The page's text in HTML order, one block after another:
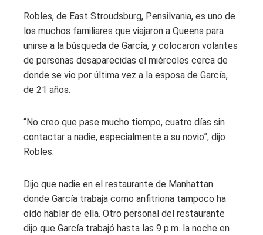
Robles, de East Stroudsburg, Pensilvania, es uno de
los muchos familiares que viajaron a Queens para
unirse a la búsqueda de García, y colocaron volantes
de personas desaparecidas el miércoles cerca de
donde se vio por última vez a la esposa de García,
de 21 años.
“No creo que pase mucho tiempo, cuatro días sin
contactar a nadie, especialmente a su novio”, dijo
Robles.
Dijo que nadie en el restaurante de Manhattan
donde García trabaja como anfitriona tampoco ha
oído hablar de ella. Otro personal del restaurante
dijo que García trabajó hasta las 9 p.m. la noche en